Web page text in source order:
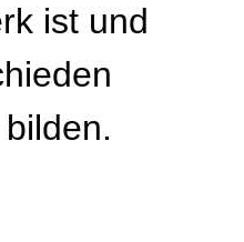
ist und